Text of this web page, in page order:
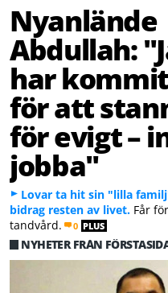
Nyanlände
Abdullah:
har kommit
för att
för evigt –
jobba"
Lovar ta hit sin "lilla
bidrag resten av livet. Får
tandvård.
0 PLUS
NYHETER FRÅN